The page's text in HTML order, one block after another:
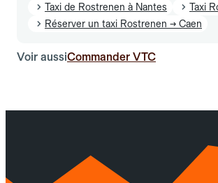
Taxi de Rostrenen à Nantes
Taxi
Réserver un taxi Rostrenen → Caen
Voir aussiCommander VTC